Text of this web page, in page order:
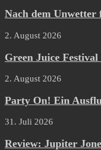
Nach dem Unwetter
2. August 2026
Green Juice
2. August 2026
Party On! Ein
31. Juli 2026
Review: Jupiter